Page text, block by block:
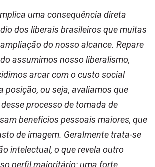
uma consequência direta
dos liberais brasileiros que muitas
do nosso alcance. Repare
assumimos nosso liberalismo,
arcar com o custo social
posição, ou seja, avaliamos que
processo de tomada de
benefícios pessoais maiores, que
de imagem. Geralmente trata-se
intelectual, o que revela outro
perfil majoritário: uma forte